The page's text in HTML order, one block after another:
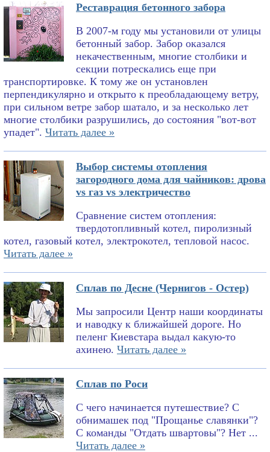
Реставрация бетонного забора
В 2007-м году мы установили от улицы
бетонный забор. Забор оказался
некачественным, многие столбики и
секции потрескались еще при
транспортировке. К тому же он установлен
перпендикулярно и открыто к преобладающему ветру,
при сильном ветре забор шатало, и за несколько лет
многие столбики разрушились, до состояния "вот-вот
упадет". Читать далее »
Выбор системы отопления
загородного дома для чайников: дрова
vs газ vs электричество
Сравнение систем отопления:
твердотопливный котел, пиролизный
котел, газовый котел, электрокотел, тепловой насос.
Читать далее »
Сплав по Десне (Чернигов - Остер)
Мы запросили Центр наши координаты
и наводку к ближайшей дороге. Но
пеленг Киевстара выдал какую-то
ахинею. Читать далее »
Сплав по Роси
С чего начинается путешествие? С
обнимашек под "Прощанье славянки"?
С команды "Отдать швартовы"? Нет ...
Читать далее »